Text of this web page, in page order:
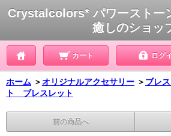
Crystalcolors* パワーストー
癒しのショッ
カート ログ
ホーム ＞オリジナルアクセサリー ＞ ブレ
ト ブレスレット
前の商品へ